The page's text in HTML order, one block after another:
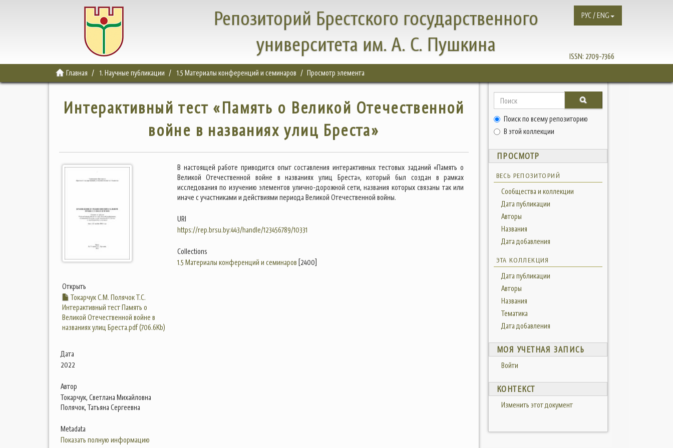
Репозиторий Брестского государственного
университета им. А. С. Пушкина
ISSN: 2709-7366
РУС / ENG
Главная 1. Научные публикации 1.5 Материалы конференций и семинаров Просмотр элемента
Интерактивный тест «Память о Великой Отечественной
войне в названиях улиц Бреста»
Открыть
Токарчук С.М. Полячок Т.С.
Интерактивный тест Память о
Великой Отечественной войне в
названиях улиц Бреста.pdf (706.6Kb)
Дата
2022
Автор
Токарчук, Светлана Михайловна
Полячок, Татьяна Сергеевна
Metadata
Показать полную информацию
В настоящей работе приводится опыт составления интерактивных тестовых заданий «Память о
Великой Отечественной войне в названиях улиц Бреста», который был создан в рамках
исследования по изучению элементов улично-дорожной сети, названия которых связаны так или
иначе с участниками и действиями периода Великой Отечественной войны.
URI
https://rep.brsu.by:443/handle/123456789/10331
Collections
1.5 Материалы конференций и семинаров [2400]
Поиск по всему репозиторию
В этой коллекции
ПРОСМОТР
ВЕСЬ РЕПОЗИТОРИЙ
Сообщества и коллекции
Дата публикации
Авторы
Названия
Дата добавления
ЭТА КОЛЛЕКЦИЯ
Дата публикации
Авторы
Названия
Тематика
Дата добавления
МОЯ УЧЕТНАЯ ЗАПИСЬ
Войти
КОНТЕКСТ
Изменить этот документ